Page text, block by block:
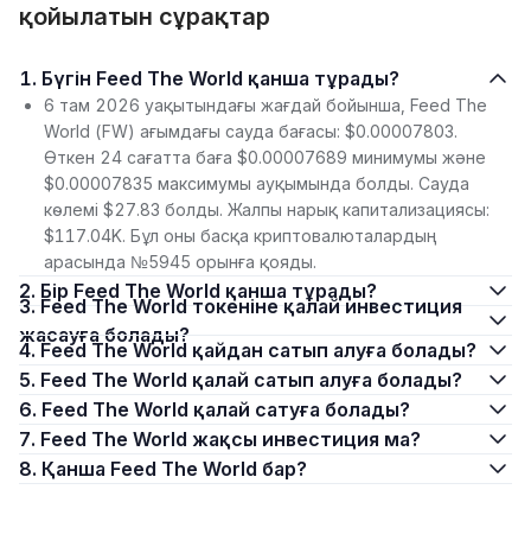
қойылатын сұрақтар
1. Бүгін Feed The World қанша тұрады?
6 там 2026 уақытындағы жағдай бойынша, Feed The
World (FW) ағымдағы сауда бағасы: $0.00007803.
Өткен 24 сағатта баға $0.00007689 минимумы және
$0.00007835 максимумы ауқымында болды. Сауда
көлемі $27.83 болды. Жалпы нарық капитализациясы:
$117.04K. Бұл оны басқа криптовалюталардың
арасында №5945 орынға қояды.
2. Бір Feed The World қанша тұрады?
3. Feed The World токеніне қалай инвестиция
жасауға болады?
4. Feed The World қайдан сатып алуға болады?
5. Feed The World қалай сатып алуға болады?
6. Feed The World қалай сатуға болады?
7. Feed The World жақсы инвестиция ма?
8. Қанша Feed The World бар?